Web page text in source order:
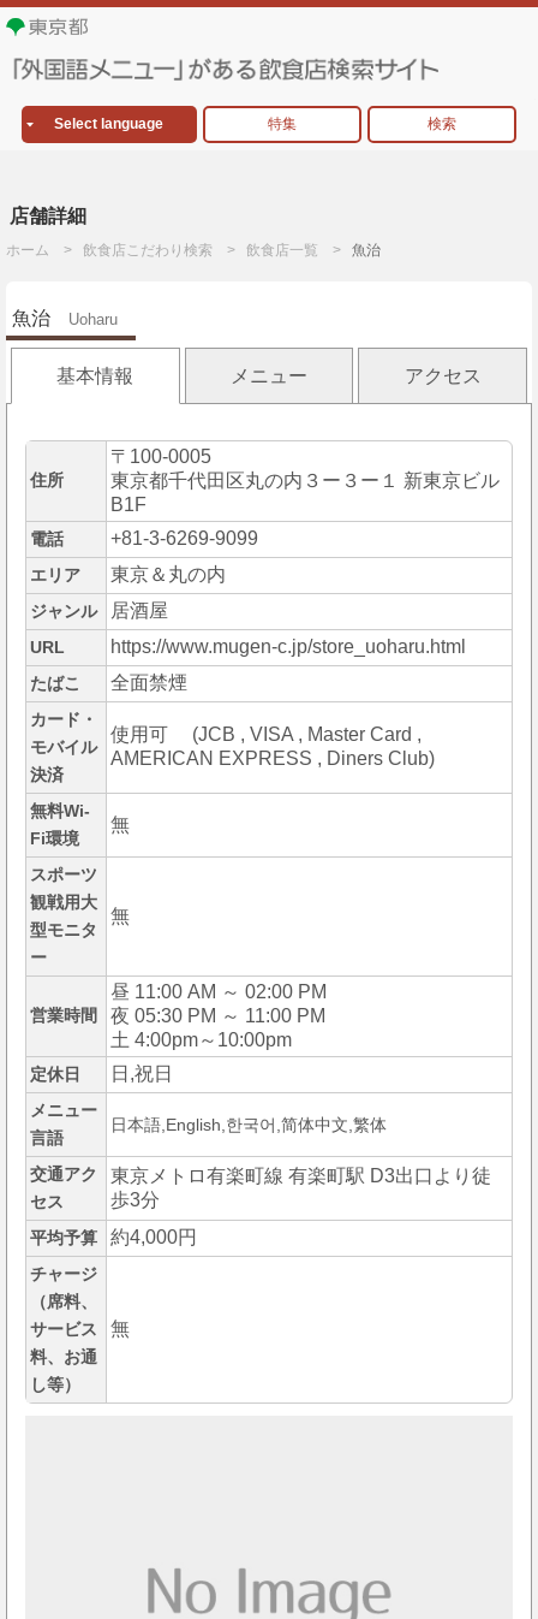
Select language 特集 検索
店舗詳細
ホーム 飲食店こだわり検索 飲食店一覧 魚治
魚治 Uoharu
基本情報 メニュー アクセス
住所
〒100-0005
東京都千代田区丸の内３ー３ー１ 新東京ビル
B1F
電話 +81-3-6269-9099
エリア 東京＆丸の内
ジャンル 居酒屋
URL https://www.mugen-c.jp/store_uoharu.html
たばこ 全面禁煙
カード・
モバイル
決済
使用可 (JCB , VISA , Master Card ,
AMERICAN EXPRESS , Diners Club)
無料Wi-
Fi環境
無
スポーツ
観戦用大
型モニタ
ー
無
営業時間
昼 11:00 AM ～ 02:00 PM
夜 05:30 PM ～ 11:00 PM
土 4:00pm～10:00pm
定休日 日,祝日
メニュー
言語
日本語,English,한국어,简体中文,繁体
交通アク
セス
東京メトロ有楽町線 有楽町駅 D3出口より徒
歩3分
平均予算 約4,000円
チャージ
（席料、
サービス
料、お通
し等）
無